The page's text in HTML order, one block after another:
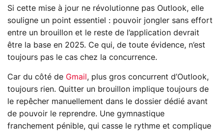
Si cette mise à jour ne révolutionne pas Outlook, elle
souligne un point essentiel : pouvoir jongler sans effort
entre un brouillon et le reste de l’application devrait
être la base en 2025. Ce qui, de toute évidence, n’est
toujours pas le cas chez la concurrence.
Car du côté de Gmail , plus gros concurrent d’Outlook,
toujours rien. Quitter un brouillon implique toujours de
le repêcher manuellement dans le dossier dédié avant
de pouvoir le reprendre. Une gymnastique
franchement pénible, qui casse le rythme et complique